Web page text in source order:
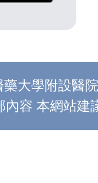
大學附設醫
內容 本網站建